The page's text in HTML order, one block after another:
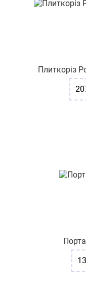
Плиткоріз